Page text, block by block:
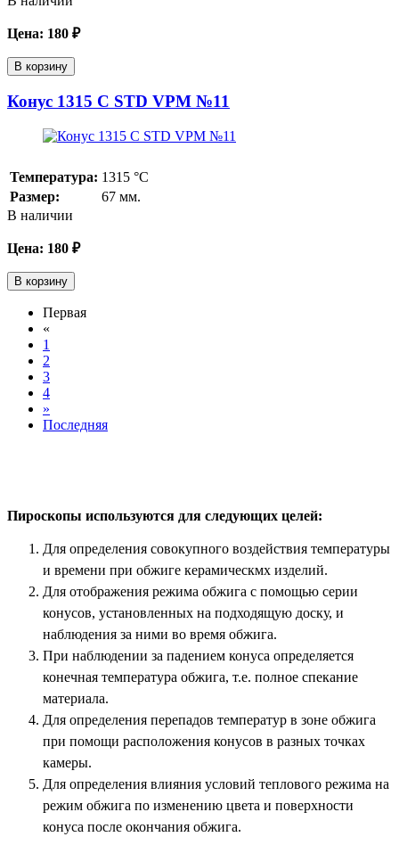
Цена: 180 ₽
В корзину
Конус 1315 С STD VPM №11
Температура: 1315 °С
Размер:
67 мм.
В наличии
Цена: 180 ₽
В корзину
Первая
«
1
2
3
4
»
Последняя
Пироскопы используются для следующих целей:
Для определения совокупного воздействия температуры
и времени при обжиге керамическмх изделий.
Для отображения режима обжига с помощью серии
конусов, установленных на подходящую доску, и
наблюдения за ними во время обжига.
При наблюдении за падением конуса определяется
конечная температура обжига, т.е. полное спекание
материала.
Для определения перепадов температур в зоне обжига
при помощи расположения конусов в разных точках
камеры.
Для определения влияния условий теплового режима на
режим обжига по изменению цвета и поверхности
конуса после окончания обжига.